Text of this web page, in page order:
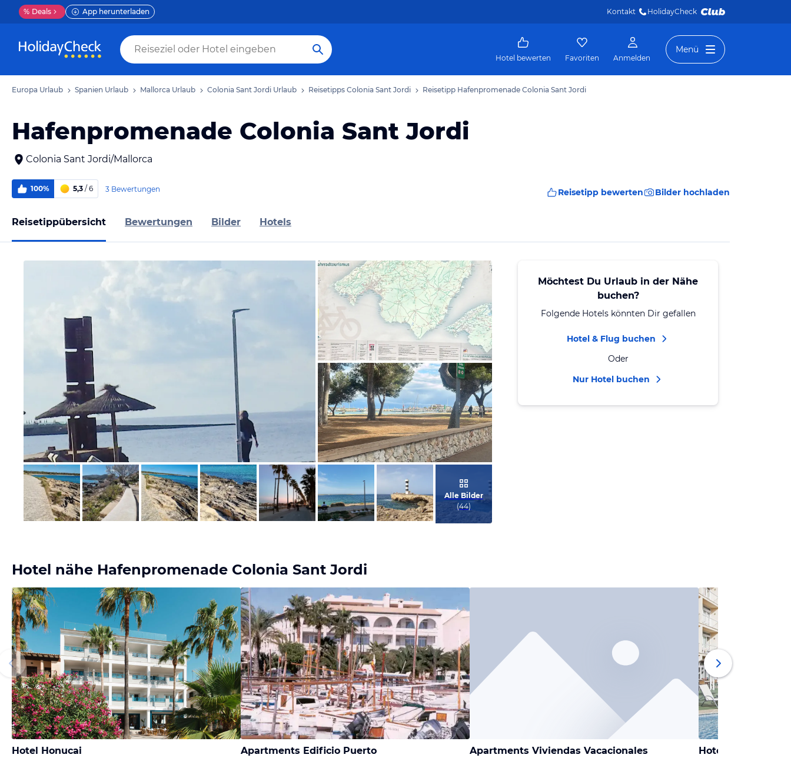
% Deals App herunterladen Kontakt HolidayCheck
Hotel bewerten Favoriten Anmelden
Menü
Europa Urlaub Spanien Urlaub Mallorca Urlaub Colonia Sant Jordi Urlaub Reisetipps Colonia Sant Jordi Reisetipp Hafenpromenade Colonia Sant Jordi
Hafenpromenade Colonia Sant Jordi
Colonia Sant Jordi/Mallorca
100% 5,3 / 6 3 Bewertungen Reisetipp bewerten Bilder hochladen
Reisetippübersicht Bewertungen Bilder Hotels
Bild melden
von EVELINE
Bild melden
von Jenny
Bild melden
von Jenny
Alle Bilder
(44)
Möchtest Du Urlaub in der Nähe
buchen?
Folgende Hotels könnten Dir gefallen
Hotel & Flug buchen
Oder
Nur Hotel buchen
Hotel nähe Hafenpromenade Colonia Sant Jordi
Hotel Honucai Apartments Edificio Puerto Apartments Viviendas Vacacionales Hotel Isla de